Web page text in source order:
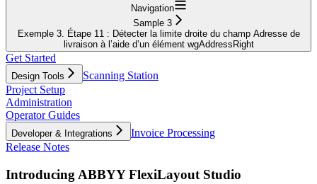
Navigation
Sample 3
Exemple 3. Étape 11 : Détecter la limite droite du champ Adresse de
livraison à l’aide d’un élément wgAddressRight
Get Started
Design Tools
Scanning Station
Project Setup
Administration
Operator Guides
Developer & Integrations
Invoice Processing
Release Notes
Introducing ABBYY FlexiLayout Studio